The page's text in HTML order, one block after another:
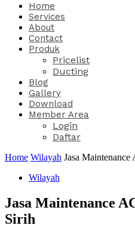
Home
Services
About
Contact
Produk
Pricelist
Ducting
Blog
Gallery
Download
Member Area
Login
Daftar
Home Wilayah Jasa
Wilayah
Jasa Maintenance
Sirih